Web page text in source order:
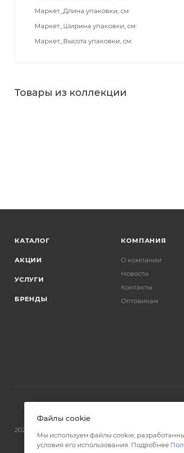
Маркет_Длина упаковки, см
Маркет_Ширина упаковки, см
Маркет_Высота упаковки, см
Товары из коллекции
КАТАЛОГ
АКЦИИ
УСЛУГИ
БРЕНДЫ
КОМПАНИЯ
О компании
Новости
Контакты
Оптовикам
2026 © Интернет магазин сантехники в Москве l-
Файлы cookie
Мы используем файлы cookie,
условия его использования. Подробнее